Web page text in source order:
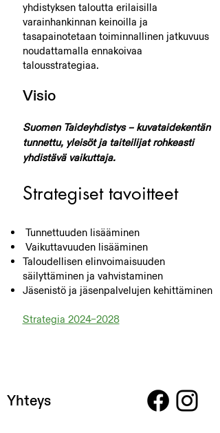
yhdistyksen taloutta erilaisilla
varainhankinnan keinoilla ja
tasapainotetaan toiminnallinen jatkuvuus
noudattamalla ennakoivaa
talousstrategiaa.
Visio
Suomen Taideyhdistys – kuvataidekentän
tunnettu, yleisöt ja taiteilijat rohkeasti
yhdistävä vaikuttaja.
Strategiset tavoitteet
Tunnettuuden lisääminen
Vaikuttavuuden lisääminen
Taloudellisen elinvoimaisuuden
säilyttäminen ja vahvistaminen
Jäsenistö ja jäsenpalvelujen kehittäminen
Strategia 2024–2028
Yhteys